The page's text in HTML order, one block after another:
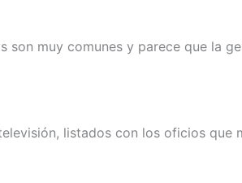
son muy comunes y parece que la
listados con los oficios que